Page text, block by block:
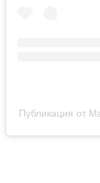
Публикация от